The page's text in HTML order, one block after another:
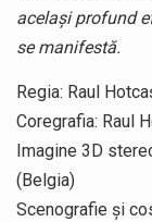
același profund
se manifestă.
Regia: Raul
Coregrafia: Raul
Imagine 3D
(Belgia)
Scenografie și